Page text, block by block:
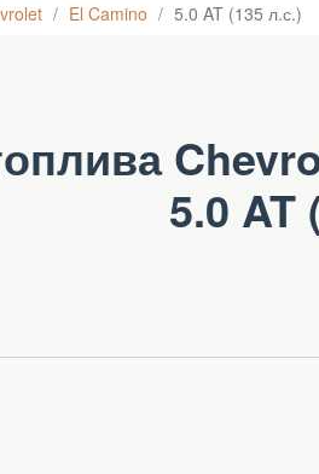
El Camino 5.0 AT (135 л.с.)
5.0 AT